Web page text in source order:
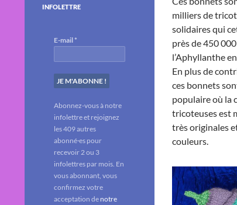
milliers de
solidaires qui
près de 450
l’Aphyllanthe
En plus de
ces bonnets
populaire où la
tricoteuses est
très originales
couleurs.
INFOLETTRE
E-mail*
Abonnez-vous à notre
infolettre et rejoignez
les 409 autres
abonné·es pour
recevoir 2 ou 3
infolettres par mois. En
vous abonnant, vous
confirmez votre
acceptation de notre